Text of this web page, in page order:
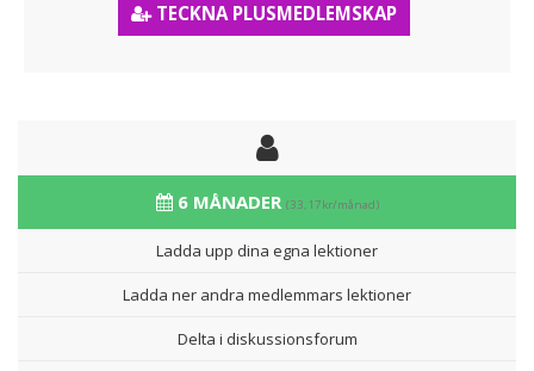
TECKNA PLUSMEDLEMSKAP
6 MÅNADER (33,17kr/månad)
Ladda upp dina egna lektioner
Ladda ner andra medlemmars lektioner
Delta i diskussionsforum